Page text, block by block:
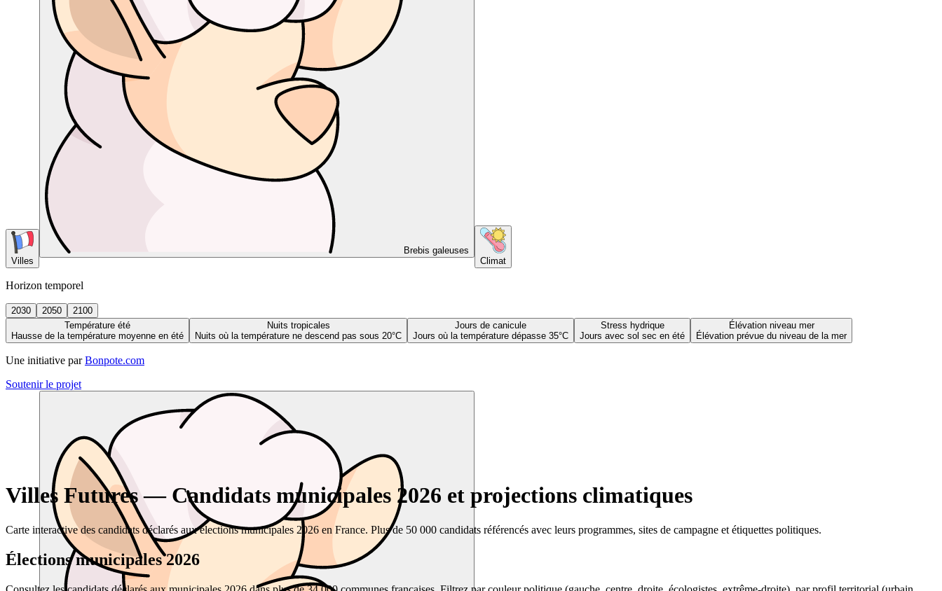
Villes
Brebis galeuses
Climat
Horizon temporel
2030 2050
2100
Température été
Hausse de la température moyenne en été
Nuits tropicales
Nuits où la température ne descend pas sous 20°C
Jours de canicule
Jours où la température dépasse 35°C
Stress hydrique
Jours avec sol sec en été
Élévation niveau mer
Élévation prévue du niveau de la mer
Une initiative par Bonpote.com
Soutenir le projet
Villes Futures — Candidats municipales 2026 et projections climatiques
Carte interactive des candidats déclarés aux élections municipales 2026 en France. Plus de 50 000 candidats référencés avec leurs programmes, sites de campagne et étiquettes politiques.
Élections municipales 2026